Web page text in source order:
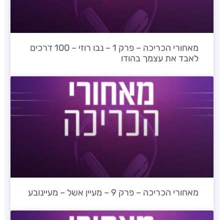
מאחורי הכריכה – פרק 1 – נבו רוזי – 100 דרכים
לאבד את עצמך בהודו
מאחורי הכריכה – פרק 9 – מעיין אשל – מעיינובע